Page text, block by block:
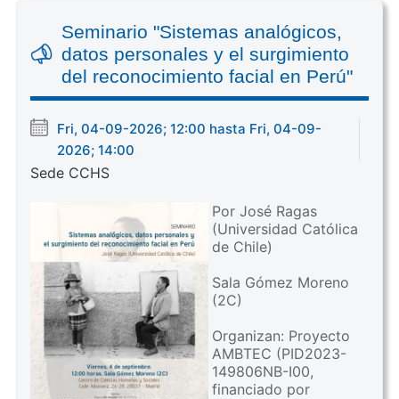
Seminario "Sistemas analógicos,
datos personales y el surgimiento
del reconocimiento facial en Perú"
Fri, 04-09-2026; 12:00 hasta Fri, 04-09-
2026; 14:00
Sede CCHS
Por José Ragas
(Universidad Católica
de Chile)
Sala Gómez Moreno
(2C)
Organizan: Proyecto
AMBTEC (PID2023-
149806NB-I00,
financiado por